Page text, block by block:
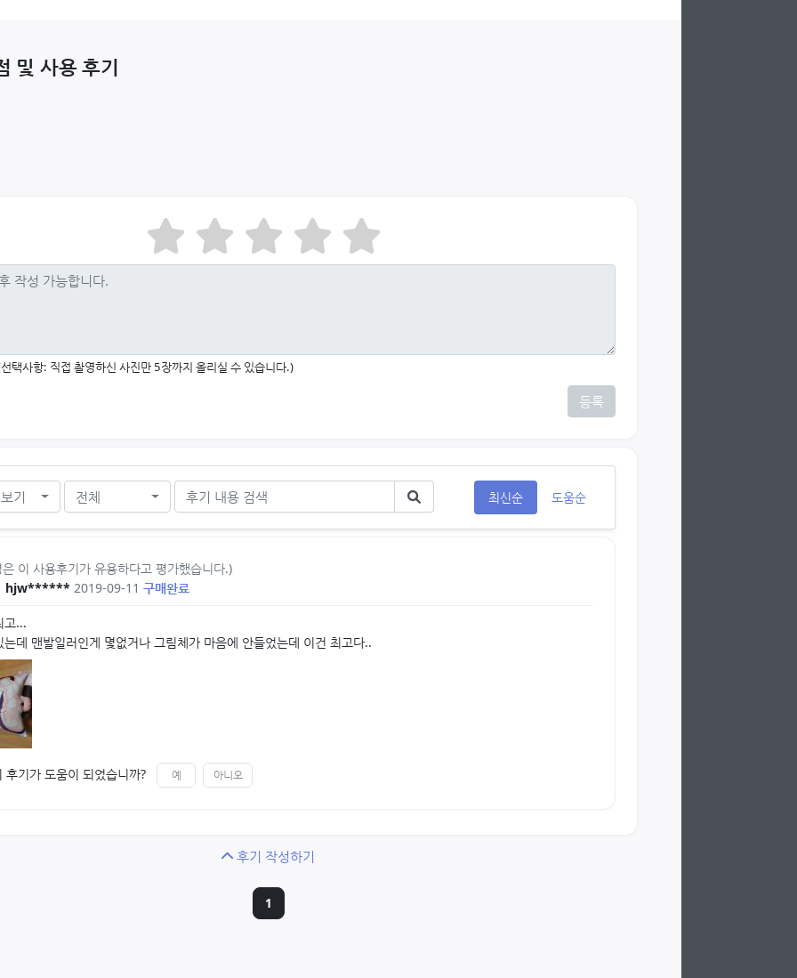
및 사용 후기
택사항: 직접 촬영하신 사진만 5장까지 올리실 수 있습니다.)
등록
기 전체 최신순 도움순
이 사용후기가 유용하다고 평가했습니다.)
hjw****** 2019-09-11 구매완료
고...
는데 맨발일러인게 몇없거나 그림체가 마음에 안들었는데 이건 최고다..
후기가 도움이 되었습니까? 예 아니오
후기 작성하기
1